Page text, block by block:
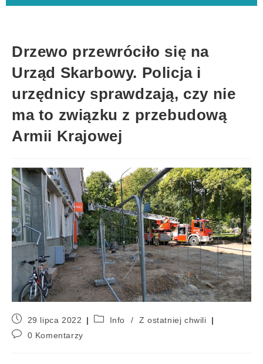
Drzewo przewróciło się na
Urząd Skarbowy. Policja i
urzędnicy sprawdzają, czy nie
ma to związku z przebudową
Armii Krajowej
29 lipca 2022 Info /
Z ostatniej chwili
0 Komentarzy